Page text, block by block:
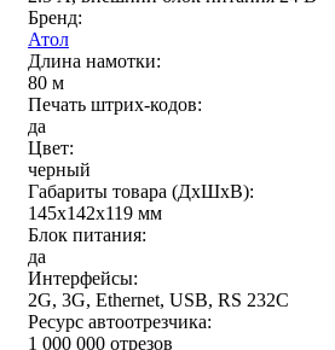
Бренд:
Атол
Длина намотки:
80 м
Печать штрих-кодов:
да
Цвет:
черный
Габариты товара (ДxШxВ):
145х142х119 мм
Блок питания:
да
Интерфейсы:
2G, 3G, Ethernet, USB, RS 232C
Ресурс автоотрезчика:
1 000 000 отрезов